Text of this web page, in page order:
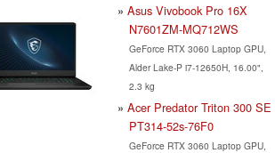
Asus Vivobook Pro 16X
N7601ZM-MQ712WS
GeForce RTX 3060 Laptop GPU,
Alder Lake-P i7-12650H, 16.00",
2.3 kg
Acer Predator Triton 300 SE
PT314-52s-76F0
GeForce RTX 3060 Laptop GPU,